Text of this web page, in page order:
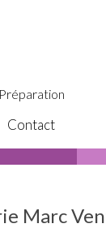
Préparation
Contact
Marc